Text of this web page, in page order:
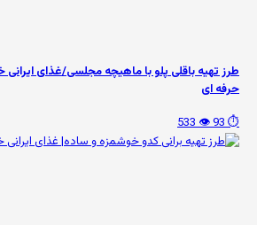
طرز تهیه باقلی پلو با ماهیچه مجلسی/غذای
حرفه ای
⏱️ 93
👁️ 533